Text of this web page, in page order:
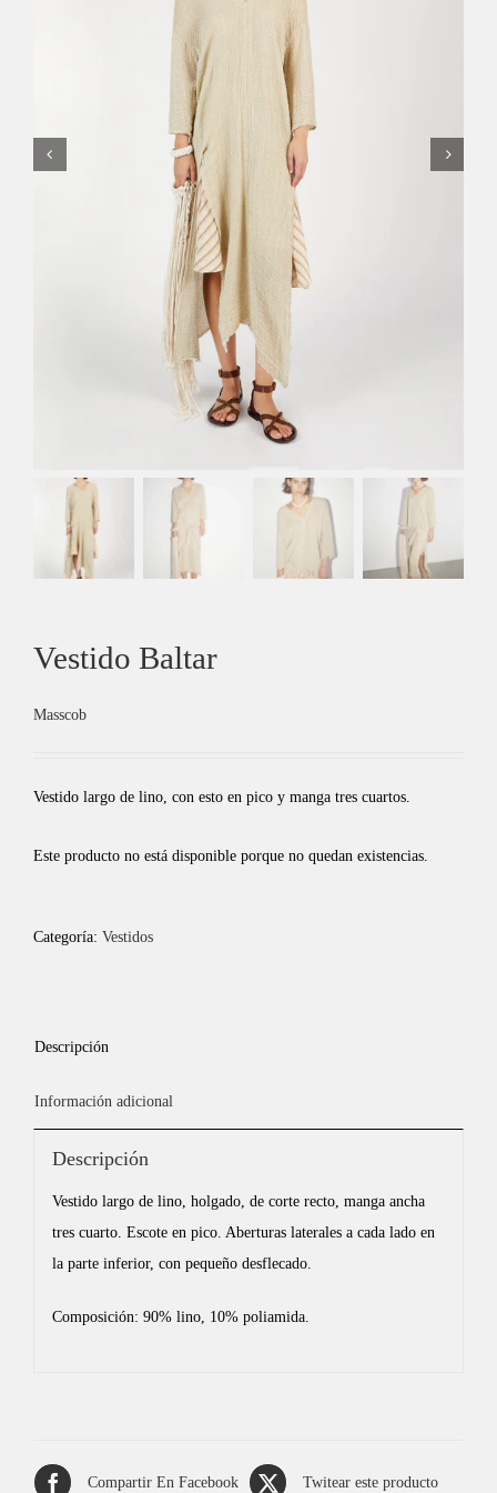
Vestido Baltar
Masscob
Vestido largo de lino, con esto en pico y manga tres cuartos.
Este producto no está disponible porque no quedan existencias.
Categoría: Vestidos
Descripción
Información adicional
Descripción
Vestido largo de lino, holgado, de corte recto, manga ancha
tres cuarto. Escote en pico. Aberturas laterales a cada lado en
la parte inferior, con pequeño desflecado.
Composición: 90% lino, 10% poliamida.
Compartir En Facebook Twitear este producto